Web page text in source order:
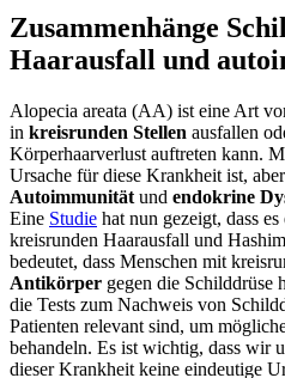
Zusammenhänge
Haarausfall und
Alopecia areata (AA) ist eine Art
in kreisrunden Stellen ausfallen
Körperhaarverlust auftreten kann.
Ursache für diese Krankheit ist,
Autoimmunität und endokrine
Eine Studie hat nun gezeigt, dass
kreisrunden Haarausfall und
bedeutet, dass Menschen mit
Antikörper gegen die Schilddrüse
die Tests zum Nachweis von
Patienten relevant sind, um
behandeln. Es ist wichtig, dass wir
dieser Krankheit keine eindeutige